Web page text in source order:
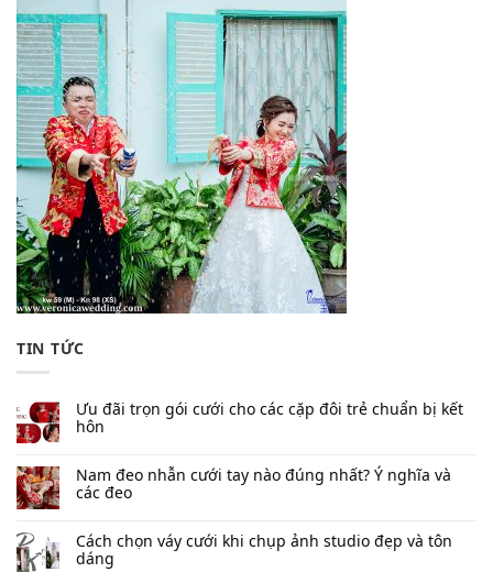
TIN TỨC
Ưu đãi trọn gói cưới cho các cặp đôi trẻ chuẩn bị kết
hôn
Nam đeo nhẫn cưới tay nào đúng nhất​? Ý nghĩa và
các đeo
Cách chọn váy cưới khi chụp ảnh studio đẹp và tôn
dáng